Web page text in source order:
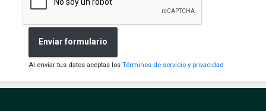
Enviar formulario
Al enviar tus datos aceptas losTérminos de servicio y privacidad